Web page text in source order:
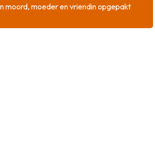
moord, moeder en vriendin opgepakt